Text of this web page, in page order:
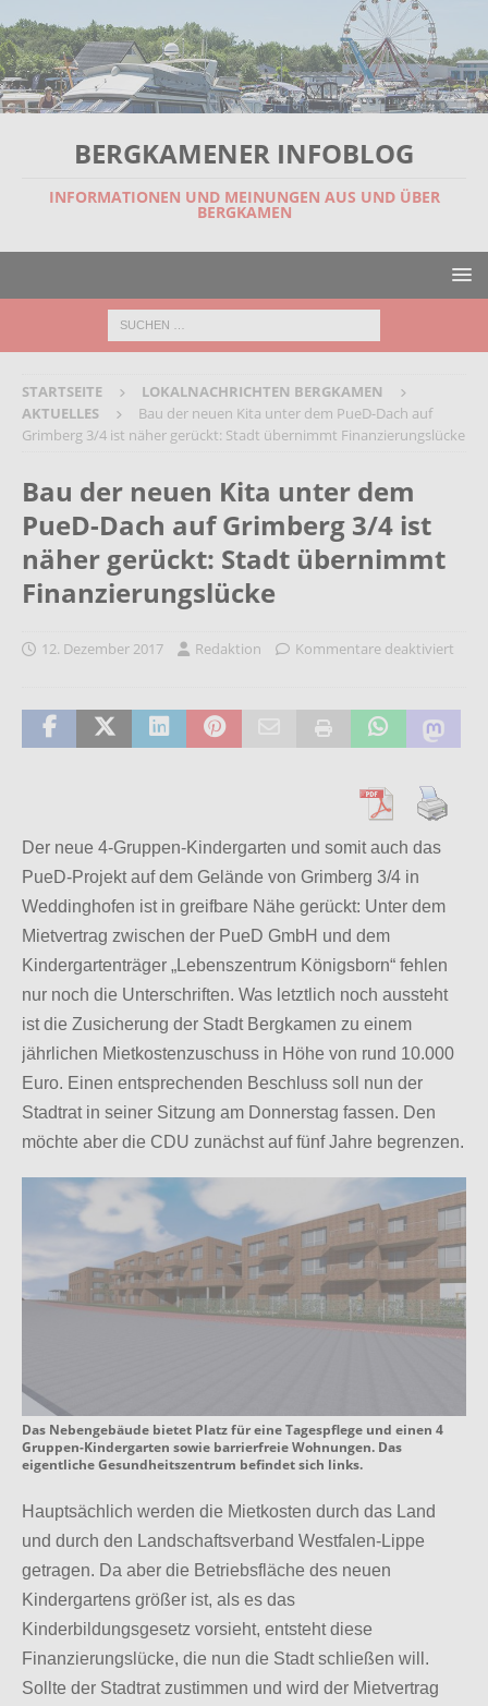
BERGKAMENER INFOBLOG
INFORMATIONEN UND MEINUNGEN AUS UND ÜBER
BERGKAMEN
STARTSEITE
LOKALNACHRICHTEN BERGKAMEN
AKTUELLES
Bau der neuen Kita unter dem PueD-Dach auf
Grimberg 3/4 ist näher gerückt: Stadt übernimmt Finanzierungslücke
Bau der neuen Kita unter dem
PueD-Dach auf Grimberg 3/4 ist
näher gerückt: Stadt übernimmt
Finanzierungslücke
12. Dezember 2017 Redaktion Kommentare deaktiviert
Der neue 4-Gruppen-Kindergarten und somit auch das
PueD-Projekt auf dem Gelände von Grimberg 3/4 in
Weddinghofen ist in greifbare Nähe gerückt: Unter dem
Mietvertrag zwischen der PueD GmbH und dem
Kindergartenträger „Lebenszentrum Königsborn“ fehlen
nur noch die Unterschriften. Was letztlich noch aussteht
ist die Zusicherung der Stadt Bergkamen zu einem
jährlichen Mietkostenzuschuss in Höhe von rund 10.000
Euro. Einen entsprechenden Beschluss soll nun der
Stadtrat in seiner Sitzung am Donnerstag fassen. Den
möchte aber die CDU zunächst auf fünf Jahre begrenzen.
Das Nebengebäude bietet Platz für eine Tagespflege und einen 4
Gruppen-Kindergarten sowie barrierfreie Wohnungen. Das
eigentliche Gesundheitszentrum befindet sich links.
Hauptsächlich werden die Mietkosten durch das Land
und durch den Landschaftsverband Westfalen-Lippe
getragen. Da aber die Betriebsfläche des neuen
Kindergartens größer ist, als es das
Kinderbildungsgesetz vorsieht, entsteht diese
Finanzierungslücke, die nun die Stadt schließen will.
Sollte der Stadtrat zustimmen und wird der Mietvertrag